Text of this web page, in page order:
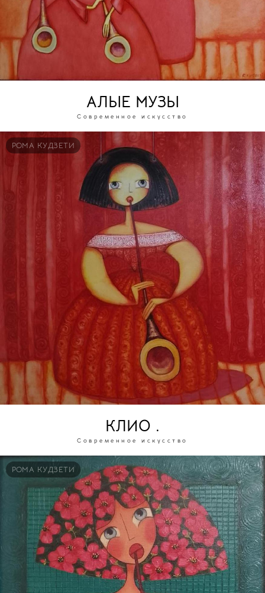
АЛЫЕ МУЗЫ
Современное искусство
РОМА КУДЗЕТИ
КЛИО .
Современное искусство
РОМА КУДЗЕТИ